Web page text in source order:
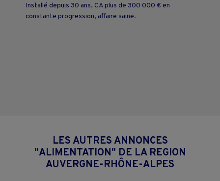
Installé depuis 30 ans, CA plus de 300 000 € en
constante progression, affaire saine.
LES AUTRES ANNONCES
"ALIMENTATION" DE LA REGION
AUVERGNE-RHÔNE-ALPES